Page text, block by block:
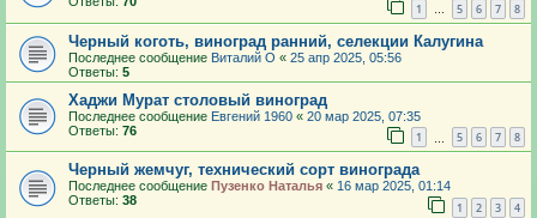
1 … 5 6 7 8
Черный коготь, виноград ранний, селекции Калугина
Последнее сообщение Виталий О « 25 апр 2025, 05:56
Ответы: 5
Хаджи Мурат столовый виноград
Последнее сообщение Евгений 1960 « 20 мар 2025, 07:35
Ответы: 76 1 5 6 7 8
Черный жемчуг, технический сорт винограда
Последнее сообщение Пузенко Наталья « 16 мар 2025, 01:14
Ответы: 38 1 2 3 4